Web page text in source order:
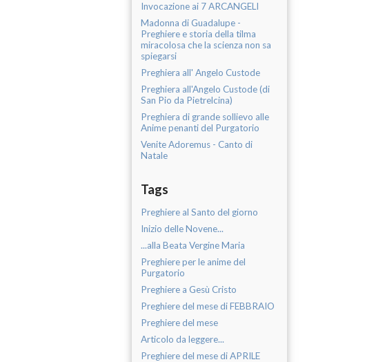
Invocazione ai 7 ARCANGELI
Madonna di Guadalupe -
Preghiere e storia della tilma
miracolosa che la scienza non sa
spiegarsi
Preghiera all' Angelo Custode
Preghiera all'Angelo Custode (di
San Pio da Pietrelcina)
Preghiera di grande sollievo alle
Anime penanti del Purgatorio
Venite Adoremus - Canto di
Natale
Tags
Preghiere al Santo del giorno
Inizio delle Novene...
...alla Beata Vergine Maria
Preghiere per le anime del
Purgatorio
Preghiere a Gesù Cristo
Preghiere del mese di FEBBRAIO
Preghiere del mese
Articolo da leggere...
Preghiere del mese di APRILE